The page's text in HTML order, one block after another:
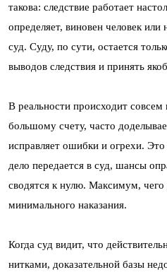
такова: следствие работает
определяет, виновен человек или
суд. Суду, по сути, остается
выводов следствия и принять
В реальности происходит
большому счету, часто
исправляет ошибки и огрехи.
дело передается в суд, шансы
сводятся к нулю. Максимум, чего
минимального наказания.
Когда суд видит, что
нитками, доказательной базы